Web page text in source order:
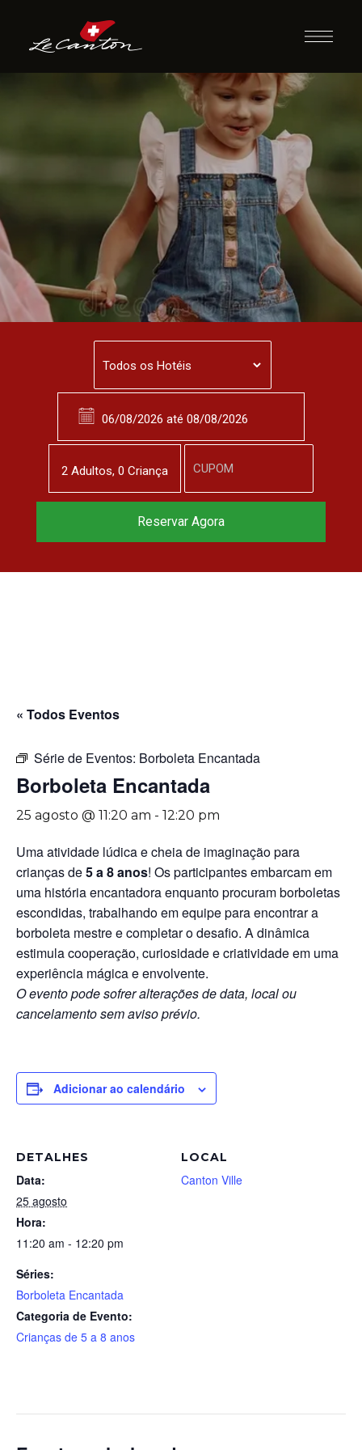
Borboleta
Encantada
« Todos Eventos
Série de Eventos: Borboleta Encantada
Borboleta Encantada
25 agosto @ 11:20 am - 12:20 pm
Uma atividade lúdica e cheia de imaginação para
crianças de5 a 8 anos! Os participantes embarcam em
uma história encantadora enquanto procuram borboletas
escondidas, trabalhando em equipe para encontrar a
borboleta mestre e completar o desafio. A dinâmica
estimula cooperação, curiosidade e criatividade em uma
experiência mágica e envolvente.
O evento pode sofrer alterações de data, local ou
cancelamento sem aviso prévio.
Adicionar ao calendário
DETALHES
Data:
25 agosto
Hora:
11:20 am - 12:20 pm
Séries:
Borboleta Encantada
Categoria de Evento:
Crianças de 5 a 8 anos
LOCAL
Canton Ville
2 Adultos, 0 Criança
Reservar Agora